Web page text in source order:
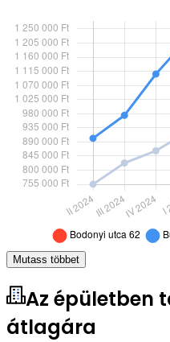
Mutass többet
Az épületben
átlagára